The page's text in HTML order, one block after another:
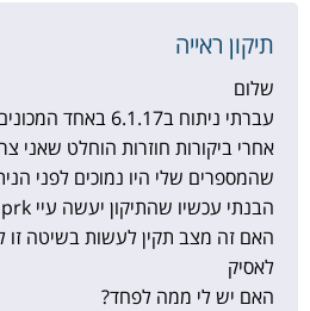
תיקון ראייה
שלום
עברתי ניתוח ב6.1.17 באחד המכונים ניתוח לאסיק
אחרי ביקורות חוזרות הוחלט שאני
שהמספרים שלי היו נמוכים לפני
הבנתי עכשיו שהתיקון יעשה עיי prk
האם זה מצב תקין לעשות בשיטה זו
לאסיק
האם יש לי ממה לפחד?